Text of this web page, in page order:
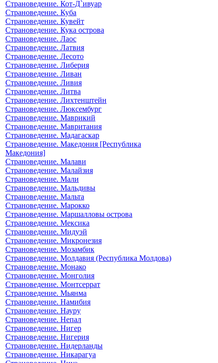
Страноведение. Кот-Д`ивуар
Страноведение. Куба
Страноведение. Кувейт
Страноведение. Кука острова
Страноведение. Лаос
Страноведение. Латвия
Страноведение. Лесото
Страноведение. Либерия
Страноведение. Ливан
Страноведение. Ливия
Страноведение. Литва
Страноведение. Лихтенштейн
Страноведение. Люксембург
Страноведение. Маврикий
Страноведение. Мавритания
Страноведение. Мадагаскар
Страноведение. Македония [Республика
Македония]
Страноведение. Малави
Страноведение. Малайзия
Страноведение. Мали
Страноведение. Мальдивы
Страноведение. Мальта
Страноведение. Марокко
Страноведение. Маршалловы острова
Страноведение. Мексика
Страноведение. Мидуэй
Страноведение. Микронезия
Страноведение. Мозамбик
Страноведение. Молдавия (Республика Молдова)
Страноведение. Монако
Страноведение. Монголия
Страноведение. Монтсеррат
Страноведение. Мьянма
Страноведение. Намибия
Страноведение. Науру
Страноведение. Непал
Страноведение. Нигер
Страноведение. Нигерия
Страноведение. Нидерланды
Страноведение. Никарагуа